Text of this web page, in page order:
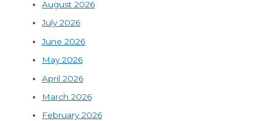
August 2026
July 2026
June 2026
May 2026
April 2026
March 2026
February 2026